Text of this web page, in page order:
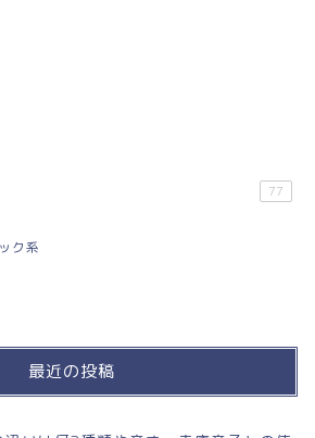
77
ク系
最近の投稿